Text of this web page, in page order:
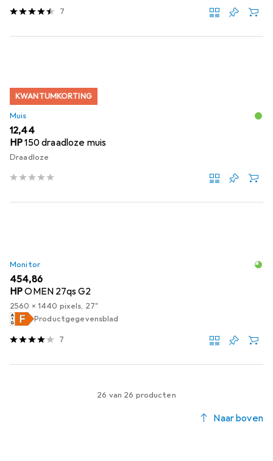
7
KWANTUMKORTING
Muis
EUR
12,44
HP150 draadloze muis
Draadloze
Monitor
EUR
454,86
HPOMEN 27qs G2
2560 x 1440 pixels, 27"
Productgegevensblad
7
26 van 26 producten
Naar boven